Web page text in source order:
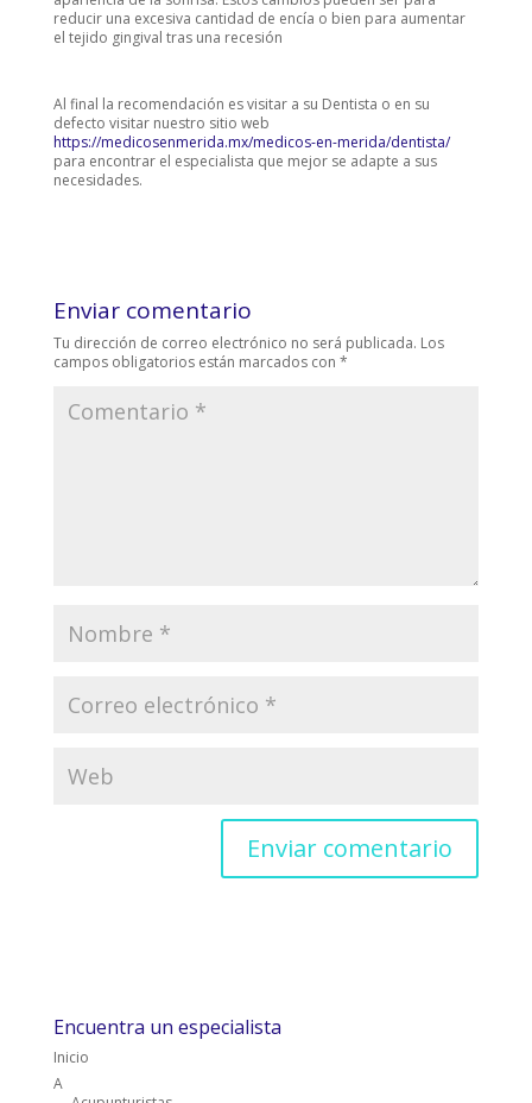
reducir una excesiva cantidad de encía o bien para aumentar
el tejido gingival tras una recesión
Al final la recomendación es visitar a su Dentista o en su
defecto visitar nuestro sitio web
https://medicosenmerida.mx/medicos-en-merida/dentista/
para encontrar el especialista que mejor se adapte a sus
necesidades.
Enviar comentario
Tu dirección de correo electrónico no será publicada. Los
campos obligatorios están marcados con *
Encuentra un especialista
Inicio
A